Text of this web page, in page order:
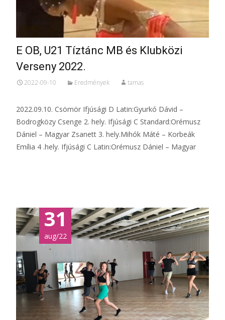
E OB, U21 Tíztánc MB és Klubközi
Verseny 2022.
2022-09-10 Eredmények tamas
2022.09.10. Csömör Ifjúsági D Latin:Gyurkó Dávid –
Bodrogközy Csenge 2. hely. Ifjúsági C Standard:Orémusz
Dániel – Magyar Zsanett 3. hely.Mihók Máté – Korbeák
Emília 4 .hely. Ifjúsági C Latin:Orémusz Dániel – Magyar
31
aug/22